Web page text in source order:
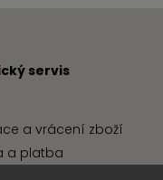
servis
a vrácení zboží
a platba